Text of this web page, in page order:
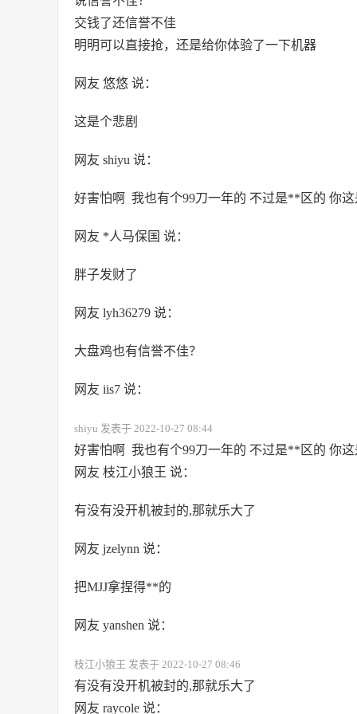
交钱了还信誉不佳
明明可以直接抢，还是给你体验了一下机器
网友 悠悠 说：
这是个悲剧
网友 shiyu 说：
好害怕啊 我也有个99刀一年的 不过是**区的 你
网友 *人马保国 说：
胖子发财了
网友 lyh36279 说：
大盘鸡也有信誉不佳？
网友 iis7 说：
shiyu 发表于 2022-10-27 08:44
好害怕啊 我也有个99刀一年的 不过是**区的 你
网友 枝江小狼王 说：
有没有没开机被封的,那就乐大了
网友 jzelynn 说：
把MJJ拿捏得**的
网友 yanshen 说：
枝江小狼王 发表于 2022-10-27 08:46
有没有没开机被封的,那就乐大了
网友 raycole 说：